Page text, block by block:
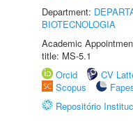
Department:
BIOTECNOLOGIA
Academic
title: MS-5.1
Orcid
CV
Scopus
Repositório